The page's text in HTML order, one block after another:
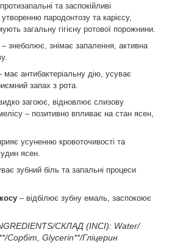
та заспокійливі
пародонтозу та карієсу,
загальну гігієну ротової порожнини.
– знеболює, знімає запалення, активна
має антибактеріальну дію, усуває
запах з рота.
загоює, відновлює слизову
– позитивно впливає на стан ясен,
усуненню кровоточивості та
ясен.
зубний біль та запальні процеси
– відбілює зубну емаль, заспокоює
СКЛАД (INCI): Water/
Сорбіт, Glycerin**/Гліцерин